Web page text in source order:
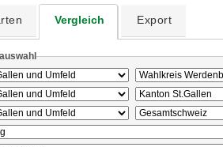
Vergleich Export